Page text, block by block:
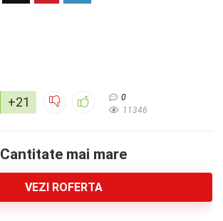
+21
0
11346
Cantitate mai mare
VEZI ROFERTA